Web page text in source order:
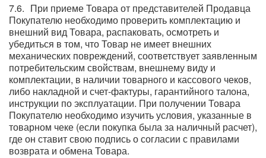
При приеме Товара от представителей Продавца
Покупателю необходимо проверить комплектацию и
внешний вид Товара, распаковать, осмотреть и
убедиться в том, что Товар не имеет внешних
механических повреждений, соответствует заявленным
потребительским свойствам, внешнему виду и
комплектации, в наличии товарного и кассового чеков,
либо накладной и счет-фактуры, гарантийного талона,
инструкции по эксплуатации. При получении Товара
Покупателю необходимо изучить условия, указанные в
товарном чеке (если покупка была за наличный расчет),
где он ставит свою подпись о согласии с правилами
возврата и обмена Товара.